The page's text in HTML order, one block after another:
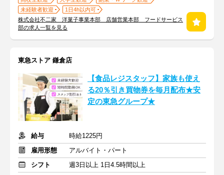
未経験者歓迎
1日4h以内可
株式会社不二家 洋菓子事業本部 店舗営業本部 フードサービス
部の求人一覧を見る
東急ストア 鎌倉店
【食品レジスタッフ】家族も使え
る20％引き買物券を毎月配布★安
定の東急グループ★
給与
時給1225円
雇用形態
アルバイト・パート
シフト
週3日以上 1日4.5時間以上